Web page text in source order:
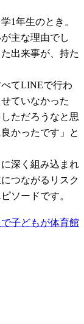
1年生のとき。
主な理由でし
出来事が、持た
てLINEで行わ
ていなかった
ただろうなと思
かったです」と
深く組み込まれ
つながるリスク
ソードです。
子どもが体育館